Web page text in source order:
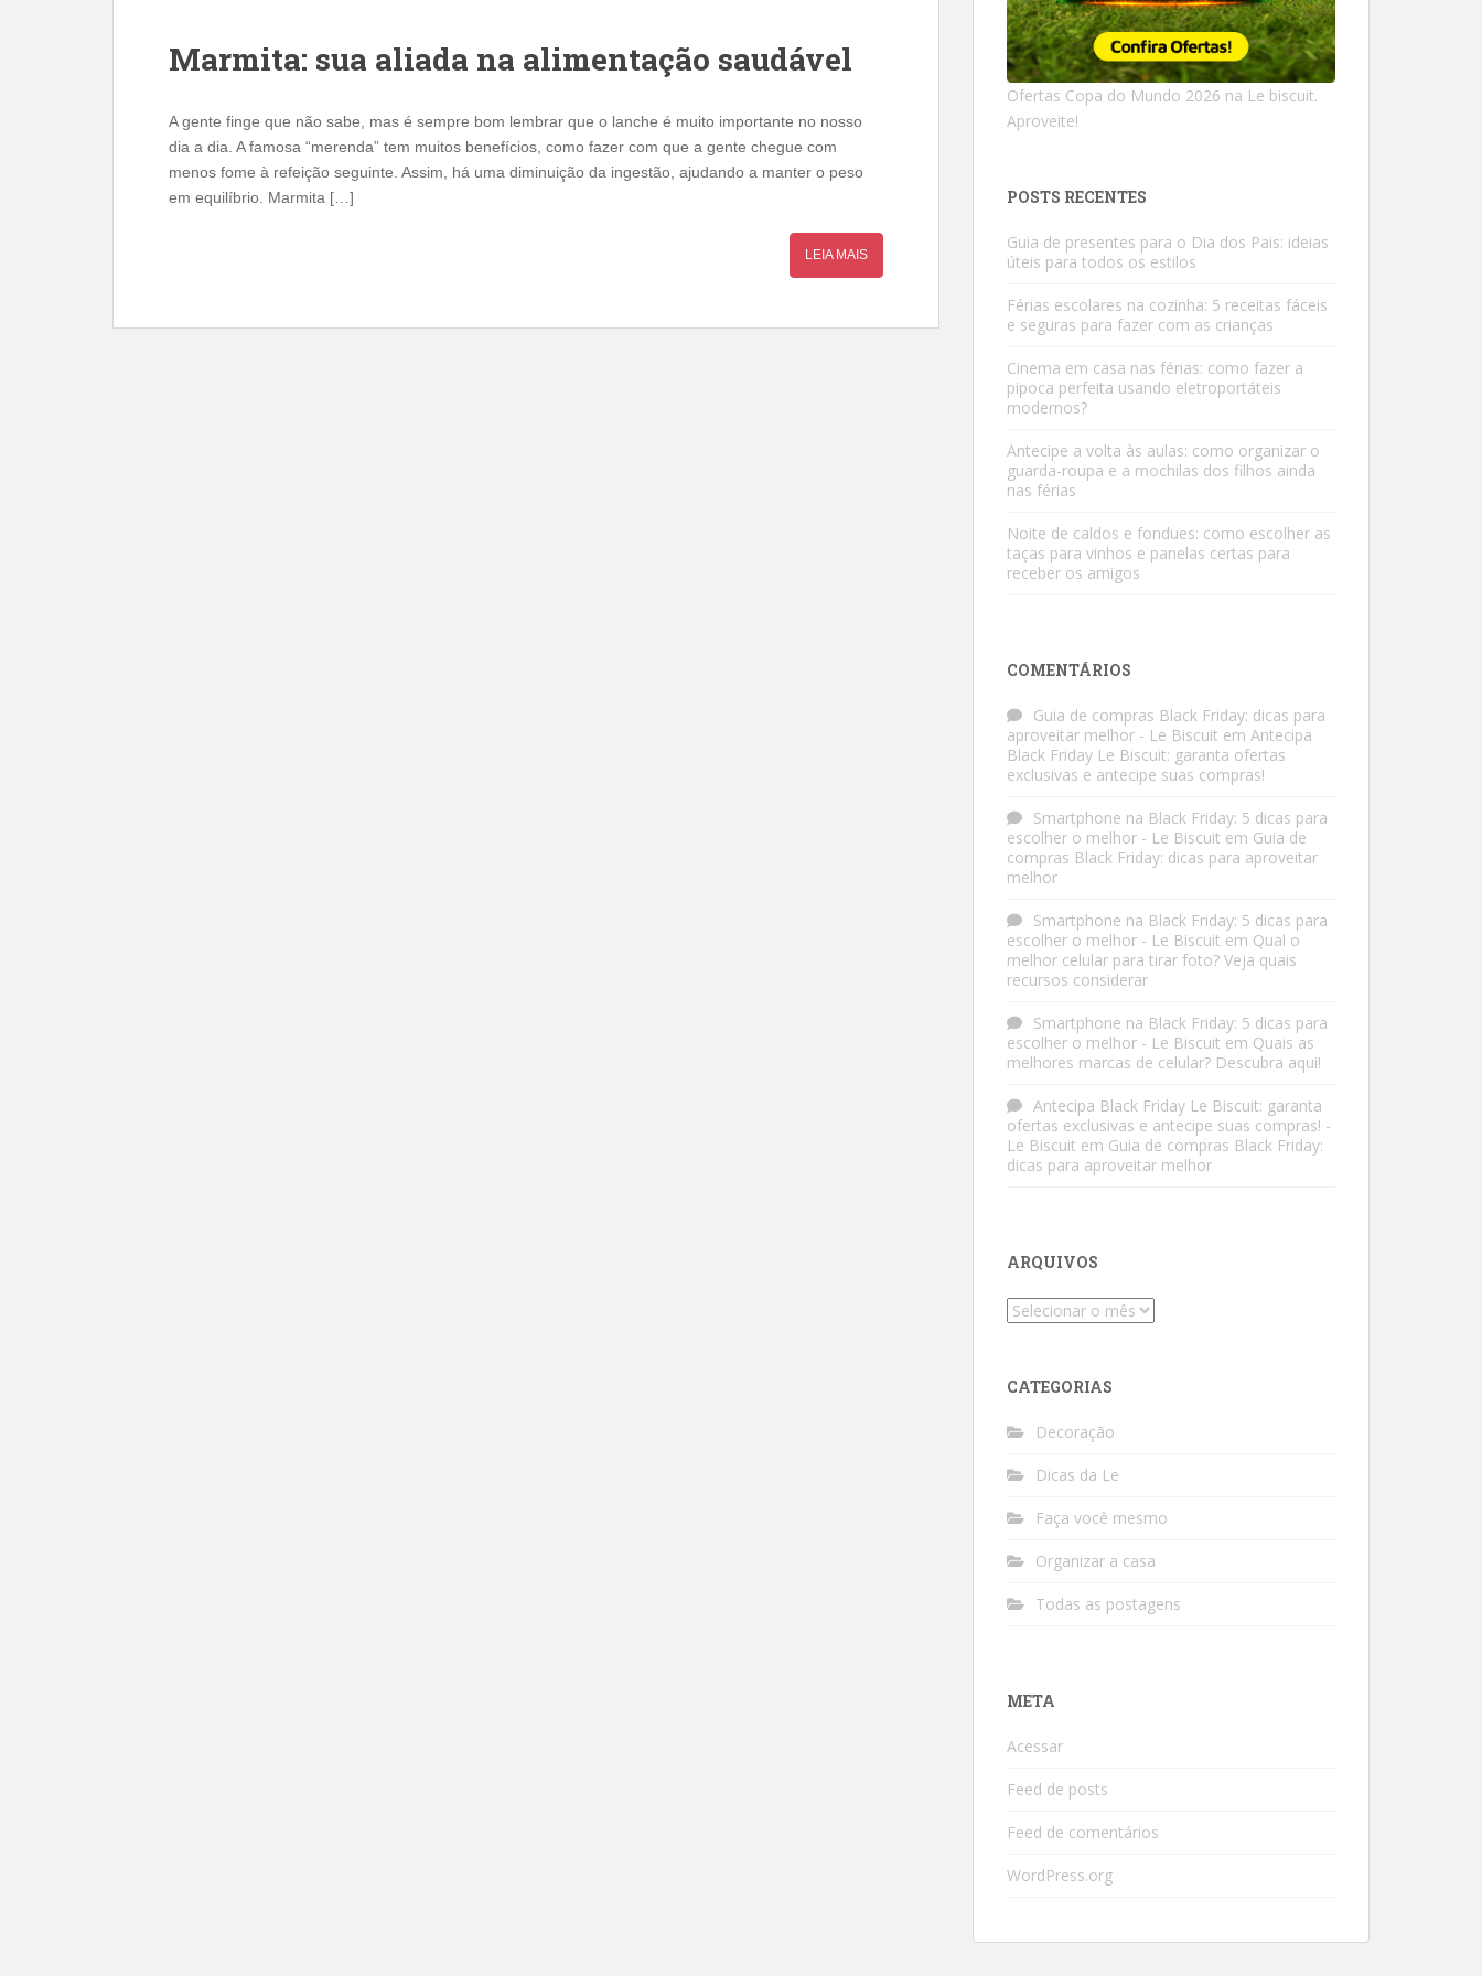
Marmita: sua aliada na alimentação saudável
A gente finge que não sabe, mas é sempre bom lembrar que o lanche é muito importante no nosso
dia a dia. A famosa “merenda” tem muitos benefícios, como fazer com que a gente chegue com
menos fome à refeição seguinte. Assim, há uma diminuição da ingestão, ajudando a manter o peso
em equilíbrio. Marmita […]
LEIA MAIS
Ofertas Copa do Mundo 2026 na Le biscuit.
Aproveite!
POSTS RECENTES
Guia de presentes para o Dia dos Pais: ideias
úteis para todos os estilos
Férias escolares na cozinha: 5 receitas fáceis
e seguras para fazer com as crianças
Cinema em casa nas férias: como fazer a
pipoca perfeita usando eletroportáteis
modernos?
Antecipe a volta às aulas: como organizar o
guarda-roupa e a mochilas dos filhos ainda
nas férias
Noite de caldos e fondues: como escolher as
taças para vinhos e panelas certas para
receber os amigos
COMENTÁRIOS
Guia de compras Black Friday: dicas para
aproveitar melhor - Le Biscuit em Antecipa
Black Friday Le Biscuit: garanta ofertas
exclusivas e antecipe suas compras!
Smartphone na Black Friday: 5 dicas para
escolher o melhor - Le Biscuit em Guia de
compras Black Friday: dicas para aproveitar
melhor
Smartphone na Black Friday: 5 dicas para
escolher o melhor - Le Biscuit em Qual o
melhor celular para tirar foto? Veja quais
recursos considerar
Smartphone na Black Friday: 5 dicas para
escolher o melhor - Le Biscuit em Quais as
melhores marcas de celular? Descubra aqui!
Antecipa Black Friday Le Biscuit: garanta
ofertas exclusivas e antecipe suas compras! -
Le Biscuit em Guia de compras Black Friday:
dicas para aproveitar melhor
ARQUIVOS
Arquivos
CATEGORIAS
Decoração
Dicas da Le
Faça você mesmo
Organizar a casa
Todas as postagens
META
Acessar
Feed de posts
Feed de comentários
WordPress.org